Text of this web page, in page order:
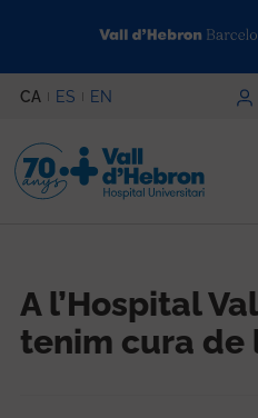
CA ES EN
A l’Hospital
tenim cura de